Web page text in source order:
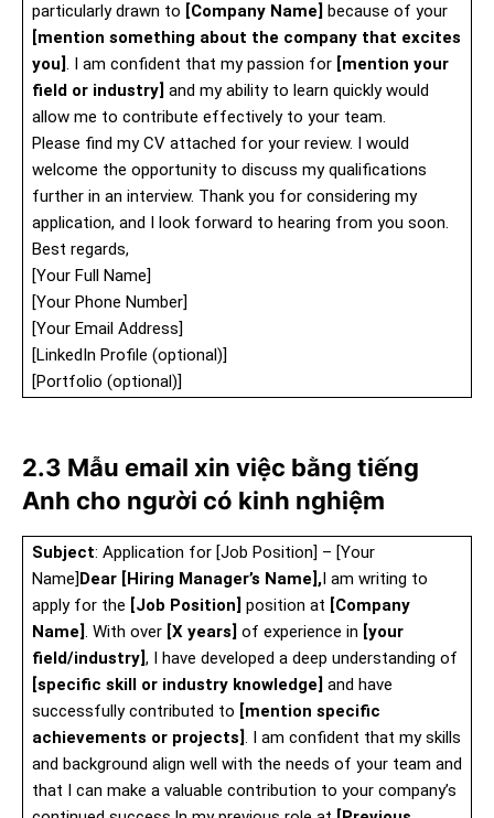
particularly drawn to [Company Name] because of your
[mention something about the company that excites
you]. I am confident that my passion for [mention your
field or industry] and my ability to learn quickly would
allow me to contribute effectively to your team.
Please find my CV attached for your review. I would
welcome the opportunity to discuss my qualifications
further in an interview. Thank you for considering my
application, and I look forward to hearing from you soon.
Best regards,
[Your Full Name]
[Your Phone Number]
[Your Email Address]
[LinkedIn Profile (optional)]
[Portfolio (optional)]
2.3 Mẫu email xin việc bằng tiếng
Anh cho người có kinh nghiệm
Subject: Application for [Job Position] – [Your
Name]Dear [Hiring Manager’s Name],I am writing to
apply for the [Job Position] position at [Company
Name]. With over [X years] of experience in [your
field/industry], I have developed a deep understanding of
[specific skill or industry knowledge] and have
successfully contributed to [mention specific
achievements or projects]. I am confident that my skills
and background align well with the needs of your team and
that I can make a valuable contribution to your company’s